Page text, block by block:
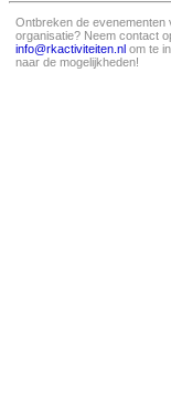
Ontbreken de evenementen
organisatie? Neem contact
info@rkactiviteiten.nl om te
naar de mogelijkheden!